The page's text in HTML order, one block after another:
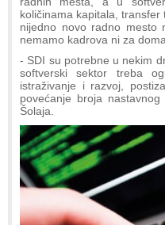
količinama kapitala,
nijedno novo radno
nemamo kadrova ni za
- SDI su potrebne u nekim
softverski sektor treba
istraživanje i razvoj,
povećanje broja
Šolaja.